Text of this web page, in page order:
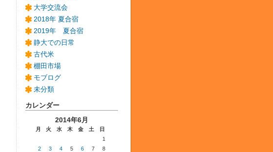
大学交流会
2018年 夏合宿
2019年 夏合宿
静大での日常
古代米
棚田市場
モブログ
未分類
カレンダー
2014年6月
月 火 水 木 金 土
日
1
2
3 4 5 6 7
8